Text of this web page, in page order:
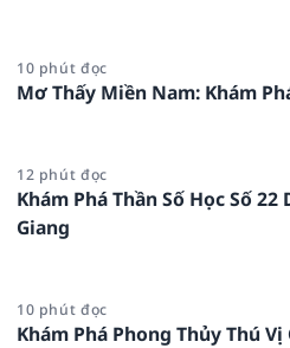
10 phút đọc
Mơ Thấy Miền Nam: Khám
12 phút đọc
Khám Phá Thần Số Học Số
Giang
10 phút đọc
Khám Phá Phong Thủy Thú Vị